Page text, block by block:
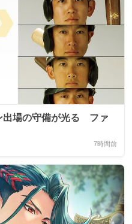
出場の守備が光る ファ
7時間前